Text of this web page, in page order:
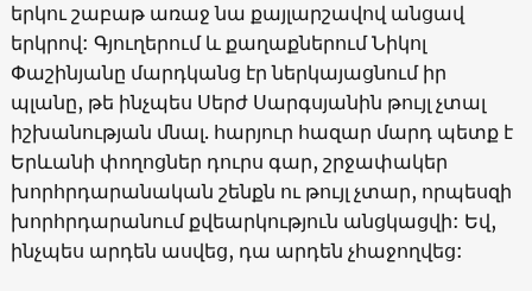
երկու շաբաթ առաջ նա քայլարշավով անցավ
երկրով: Գյուղերում և քաղաքներում Նիկոլ
Փաշինյանը մարդկանց էր ներկայացնում իր
պլանը, թե ինչպես Սերժ Սարգսյանին թույլ չտալ
իշխանության մնալ. հարյուր հազար մարդ պետք է
Երևանի փողոցներ դուրս գար, շրջափակեր
խորհրդարանական շենքն ու թույլ չտար, որպեսզի
խորհրդարանում քվեարկություն անցկացվի: Եվ,
ինչպես արդեն ասվեց, դա արդեն չհաջողվեց: